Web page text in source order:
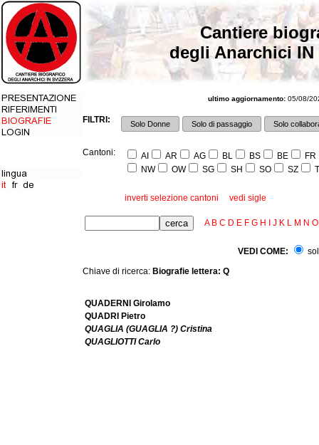
Cantiere
degli Anarchici IN
ultimo aggiornamento: 05/08/
FILTRI: Solo Donne Solo di passaggio Solo
Cantoni: AI AR AG BL BS BE
FR
NW
OW SG SH SO SZ
inverti selezione cantoni vedi sigle
A B C D E F G H J K L M N O
VEDI COME:
Chiave di ricerca: Biografie lettera: Q
QUADERNI Girolamo
QUADRI Pietro
QUAGLIA (GUAGLIA ?) Cristina
QUAGLIOTTI Carlo